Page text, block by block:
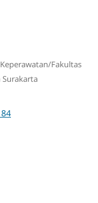
Fakultas